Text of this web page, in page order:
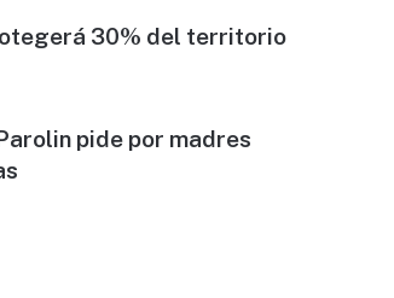
30% del territorio
pide por madres